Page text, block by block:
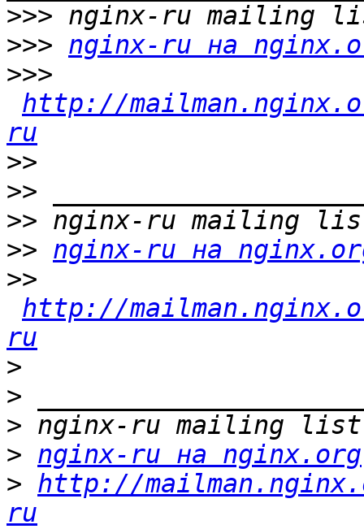
>>>
>>> nginx-ru на
>>>
http://
ru
>>
>>
>>
>> nginx-ru на
>>
http://
ru
>
>
>
> nginx-ru на nginx.org
> http://
ru